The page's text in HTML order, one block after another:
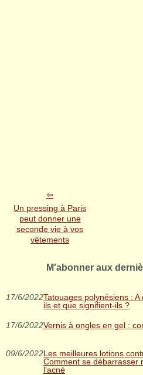
Un pressing à Paris
peut donner une
seconde vie à vos
vêtements
M'abonner aux
17/6/2022Tatouages polynésiens :
ils et que signifient-ils ?
17/6/2022Vernis à ongles en gel :
09/6/2022Les meilleures lotions
Comment se débarrasser
l'acné